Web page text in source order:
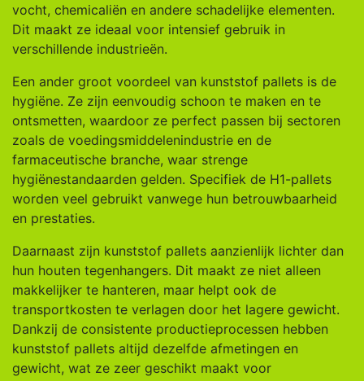
vocht, chemicaliën en andere schadelijke elementen.
Dit maakt ze ideaal voor intensief gebruik in
verschillende industrieën.
Een ander groot voordeel van kunststof pallets is de
hygiëne. Ze zijn eenvoudig schoon te maken en te
ontsmetten, waardoor ze perfect passen bij sectoren
zoals de voedingsmiddelenindustrie en de
farmaceutische branche, waar strenge
hygiënestandaarden gelden. Specifiek de H1-pallets
worden veel gebruikt vanwege hun betrouwbaarheid
en prestaties.
Daarnaast zijn kunststof pallets aanzienlijk lichter dan
hun houten tegenhangers. Dit maakt ze niet alleen
makkelijker te hanteren, maar helpt ook de
transportkosten te verlagen door het lagere gewicht.
Dankzij de consistente productieprocessen hebben
kunststof pallets altijd dezelfde afmetingen en
gewicht, wat ze zeer geschikt maakt voor